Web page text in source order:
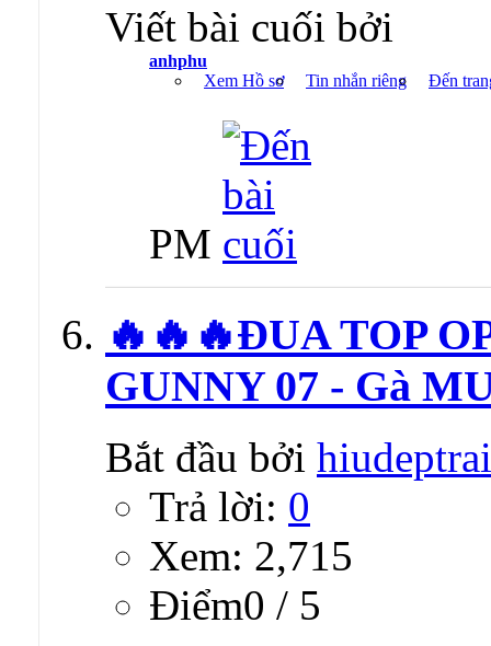
Viết bài cuối bởi
anhphu
Xem Hồ sơ
Tin nhắn riêng Đến
PM
🔥🔥🔥ĐUA TOP
GUNNY 07 - Gà
Bắt đầu bởi hiudeptrai
Trả lời: 0
Xem: 2,715
Ðiểm0 / 5